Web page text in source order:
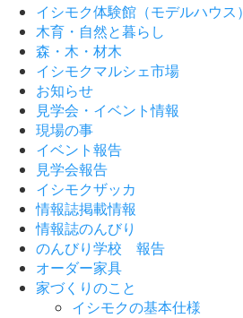
イシモク体験館（モデルハウス）
木育・自然と暮らし
森・木・材木
イシモクマルシェ市場
お知らせ
見学会・イベント情報
現場の事
イベント報告
見学会報告
イシモクザッカ
情報誌掲載情報
情報誌のんびり
のんびり学校 報告
オーダー家具
家づくりのこと
イシモクの基本仕様